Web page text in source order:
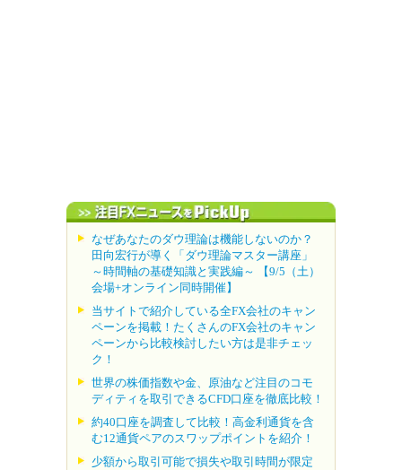
なぜあなたのダウ理論は機能しないのか？
田向宏行が導く「ダウ理論マスター講座」
～時間軸の基礎知識と実践編～ 【9/5（土）
会場+オンライン同時開催】
当サイトで紹介している全FX会社のキャン
ペーンを掲載！たくさんのFX会社のキャン
ペーンから比較検討したい方は是非チェッ
ク！
世界の株価指数や金、原油など注目のコモ
ディティを取引できるCFD口座を徹底比較！
約40口座を調査して比較！高金利通貨を含
む12通貨ペアのスワップポイントを紹介！
少額から取引可能で損失や取引時間が限定